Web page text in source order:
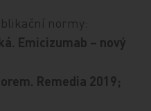
normy:
Emicizumab – nový
Remedia 2019;